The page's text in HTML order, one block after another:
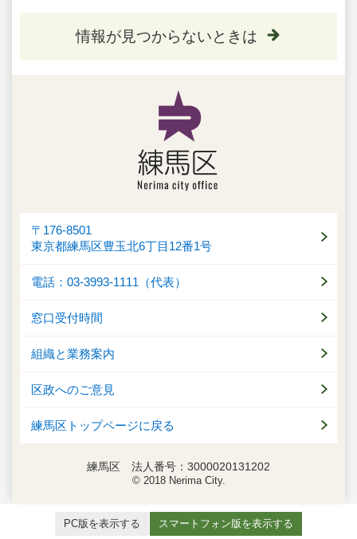
情報が見つからないときは
〒176-8501
東京都練馬区豊玉北6丁目12番1号
電話：03-3993-1111（代表）
窓口受付時間
組織と業務案内
区政へのご意見
練馬区トップページに戻る
練馬区 法人番号：3000020131202
© 2018 Nerima City.
PC版を表示する スマートフォン版を表示する